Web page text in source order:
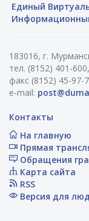
Единый
183016, г.
тел. (8152) 401-
факс (8152) 45-97-
e-mail:
Контакты
На главную
Прямая
Обращения
Карта сайта
RSS
Версия для